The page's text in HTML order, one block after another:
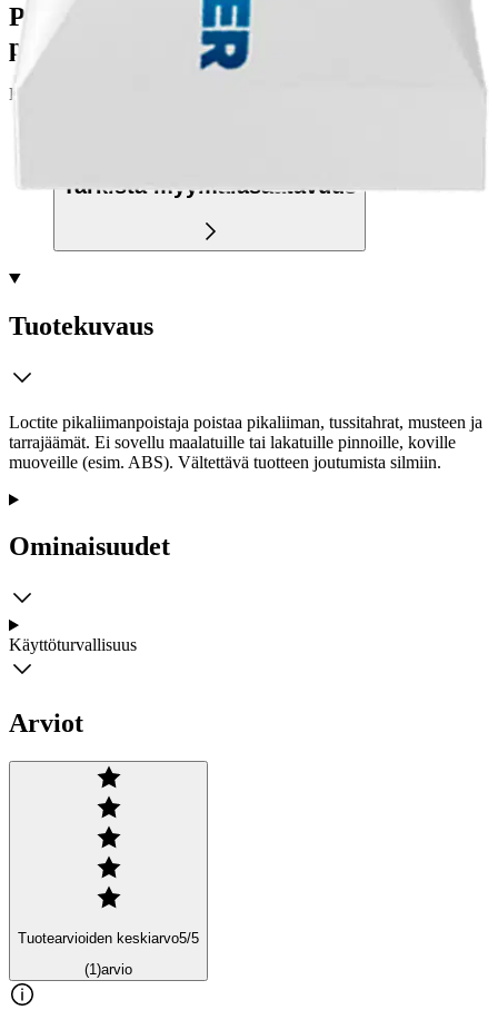
Postin pakettiautomaattiin tai
palvelupisteeseen!
Etu ei koske Suuri‑lisäpalvelulla toimitettavia tuotteita.
Tarkista myymäläsaatavuus
Tuotekuvaus
Loctite pikaliimanpoistaja poistaa pikaliiman, tussitahrat, musteen ja
tarrajäämät. Ei sovellu maalatuille tai lakatuille pinnoille, koville
muoveille (esim. ABS). Vältettävä tuotteen joutumista silmiin.
Ominaisuudet
Käyttöturvallisuus
Arviot
Tuotearvioiden keskiarvo5/5
(1)arvio